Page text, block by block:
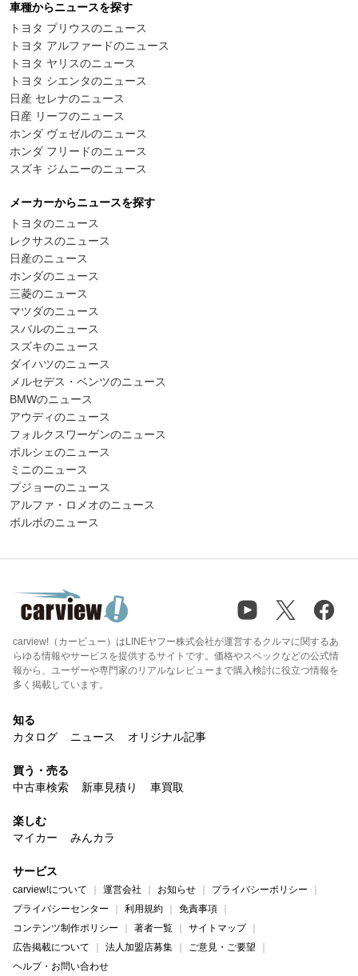
車種からニュースを探す
トヨタ プリウスのニュース
トヨタ アルファードのニュース
トヨタ ヤリスのニュース
トヨタ シエンタのニュース
日産 セレナのニュース
日産 リーフのニュース
ホンダ ヴェゼルのニュース
ホンダ フリードのニュース
スズキ ジムニーのニュース
メーカーからニュースを探す
トヨタのニュース
レクサスのニュース
日産のニュース
ホンダのニュース
三菱のニュース
マツダのニュース
スバルのニュース
スズキのニュース
ダイハツのニュース
メルセデス・ベンツのニュース
BMWのニュース
アウディのニュース
フォルクスワーゲンのニュース
ポルシェのニュース
ミニのニュース
プジョーのニュース
アルファ・ロメオのニュース
ボルボのニュース
carview!（カービュー）はLINEヤフー株式会社が運営するクルマに関するあ
らゆる情報やサービスを提供するサイトです。価格やスペックなどの公式情
報から、ユーザーや専門家のリアルなレビューまで購入検討に役立つ情報を
多く掲載しています。
知る
カタログ
ニュース オリジナル記事
買う・売る
中古車検索
新車見積り 車買取
楽しむ
マイカー
みんカラ
サービス
carview!について 運営会社 お知らせ
プライバシーポリシー
プライバシーセンター
利用規約
免責事項
コンテンツ制作ポリシー
著者一覧
サイトマップ
広告掲載について
法人加盟店募集
ご意見・ご要望
ヘルプ・お問い合わせ